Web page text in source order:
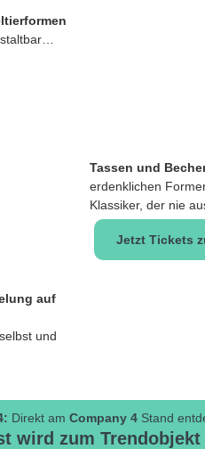
auf
und
Tassen und
erdenklichen
Klassiker, der nie
Jetzt Tickets
Direkt am Company 4Stand
wird zum Trendobjekt